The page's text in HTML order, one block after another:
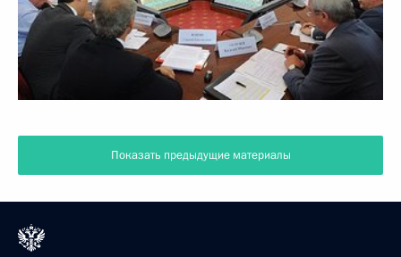
Показать предыдущие материалы